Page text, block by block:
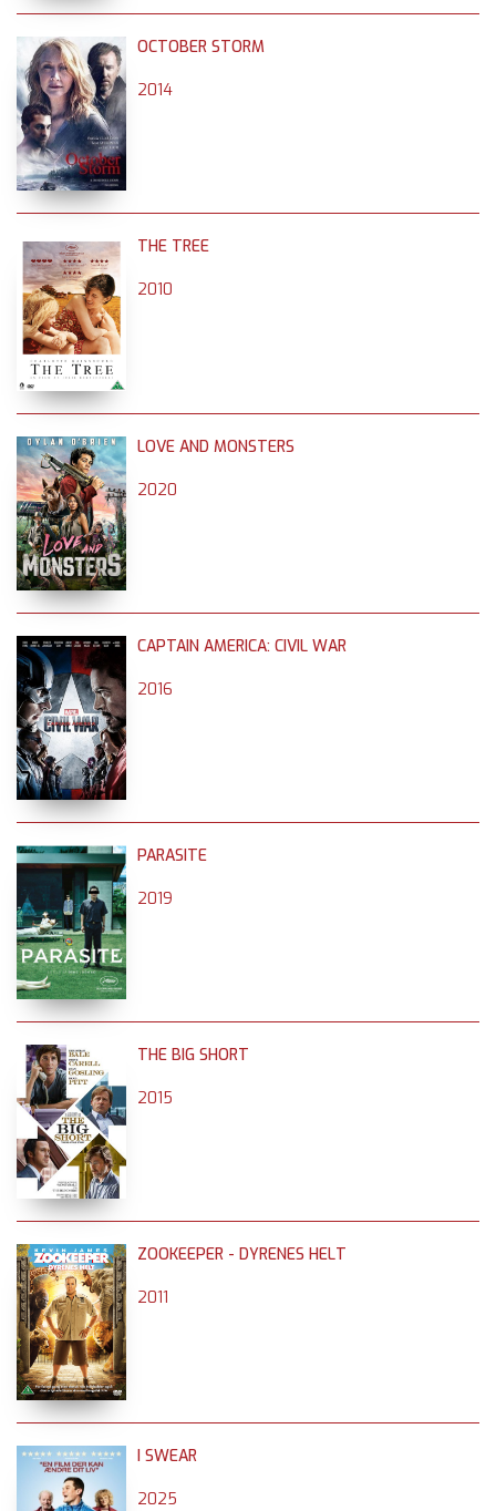
OCTOBER STORM
2014
THE TREE
2010
LOVE AND MONSTERS
2020
CAPTAIN AMERICA: CIVIL WAR
2016
PARASITE
2019
THE BIG SHORT
2015
ZOOKEEPER - DYRENES HELT
2011
I SWEAR
2025